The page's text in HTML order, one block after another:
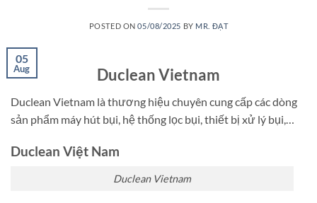
POSTED ON05/08/2025 BY MR. ĐẠT
05
Aug Duclean Vietnam
Duclean Vietnam là thương hiệu chuyên cung cấp các dòng
sản phẩm máy hút bụi, hệ thống lọc bụi, thiết bị xử lý bụi,…
Duclean Việt Nam
Duclean Vietnam